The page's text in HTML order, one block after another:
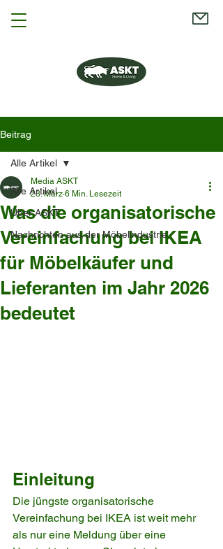
Beitrag
Alle Artikel
Über ASKT
Nachrichten aus der Möbelindustrie
Alle Artikel
Was die organisatorische
Vereinfachung bei IKEA
für Möbelkäufer und
Lieferanten im Jahr 2026
bedeutet
Media ASKT
23. März 6 Min. Lesezeit
Einleitung
Die jüngste organisatorische
Vereinfachung bei IKEA ist weit mehr
als nur eine Meldung über eine